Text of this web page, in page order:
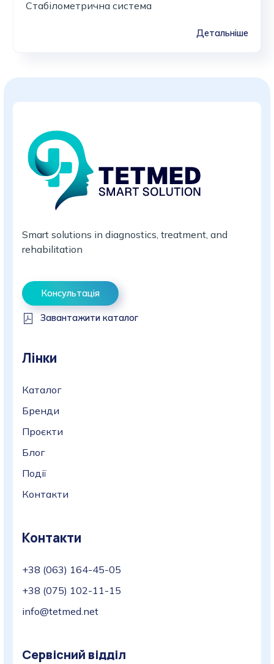
Стабілометрична система
Детальніше
Smart solutions in diagnostics, treatment, and
rehabilitation
Консультація
Завантажити каталог
Лінки
Каталог
Бренди
Проєкти
Блог
Події
Контакти
Контакти
+38 (063) 164-45-05
+38 (075) 102-11-15
info@tetmed.net
Сервісний відділ